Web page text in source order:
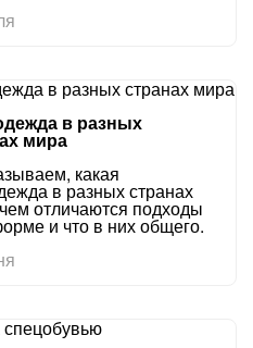
в разных
мира
какая
в разных странах
отличаются подходы
и что в них общего.